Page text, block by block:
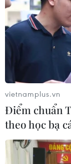
Sở hữu trí tuệ
RSS
Ngôn ngữ
Dịch vụ tin
Liên hệ
Giấy phép số:
cấp ngày 11/9/
Quảng cáo: Phó
vietnamplus.vn
Điểm chuẩn
theo học bạ